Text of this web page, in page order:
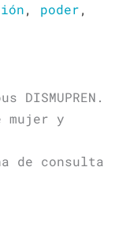
, poder,
DISMUPREN.
mujer y
de consulta